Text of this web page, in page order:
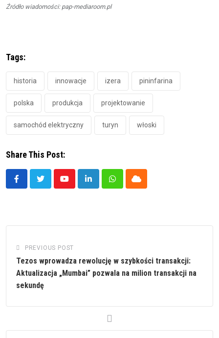
Źródło wiadomości: pap-mediaroom.pl
Tags:
historia innowacje izera pininfarina
polska produkcja projektowanie
samochód elektryczny turyn włoski
Share This Post:
YoutubeLinkedInWhatsappCloud
PREVIOUS POST
Tezos wprowadza rewolucję w szybkości transakcji:
Aktualizacja „Mumbai” pozwala na milion transakcji na
sekundę